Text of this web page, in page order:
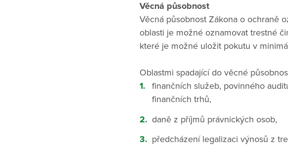
Věcná působnost
Věcná působnost Zákona o ochraně
oblasti je možné oznamovat trestné
které je možné uložit pokutu v
Oblastmi spadající do věcné
finančních služeb, povinného
finančních trhů,
daně z příjmů právnických osob,
předcházení legalizaci výnosů z